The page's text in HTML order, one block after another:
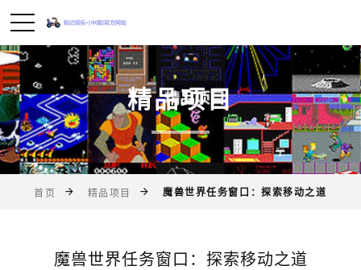
精品项目
首页 精品项目 魔兽世界任务窗口：探索移动之道
魔兽世界任务窗口：探索移动之道